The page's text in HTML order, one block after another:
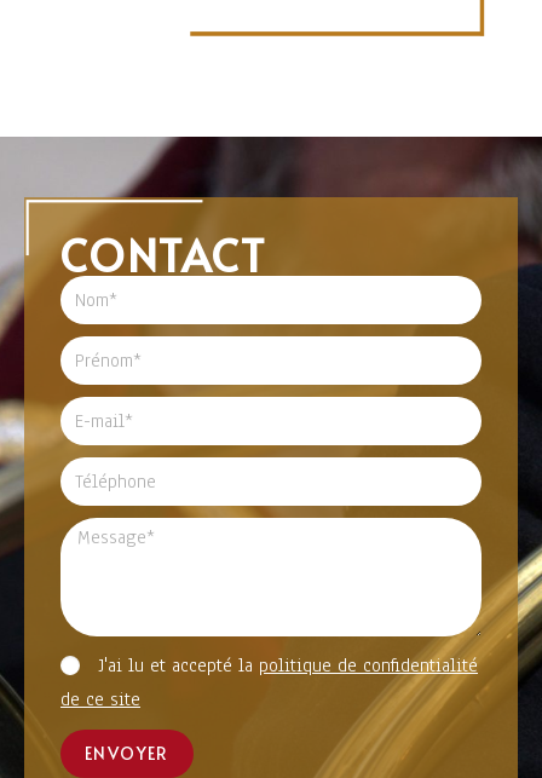
CONTACT
J'ai lu et accepté la politique de confidentialité
de ce site
ENVOYER